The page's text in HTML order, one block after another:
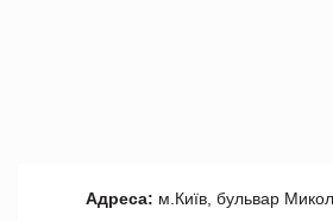
Адреса: м.Київ, бульвар